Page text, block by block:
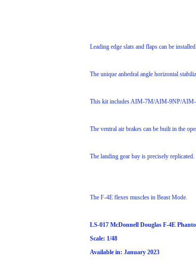
Leading edge slats and flaps can be
The unique anhedral angle horizontal
This kit includes AIM-7M/AIM-9NP/AIM-
The ventral air brakes can be built in the
The landing gear bay is precisely replicated.
The F-4E flexes muscles in Beast Mode.
LS-017 McDonnell Douglas F-4E
Scale: 1/48
Available in: January 2023